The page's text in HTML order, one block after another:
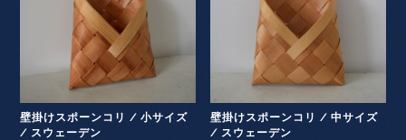
壁掛けスポーンコリ / 小サイズ
/ スウェーデン
壁掛けスポーンコリ / 中サイズ
/ スウェーデン